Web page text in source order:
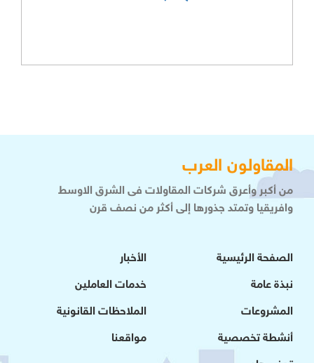
المقاولون العرب
من أكبر وأعرق شركات المقاولات فى الشرق الاوسط
وافريقيا وتمتد جذورها إلى أكثر من نصف قرن
الصفحة الرئيسية
نبذة عامة
المشروعات
أنشطة تخصصية
الأخبار
خدمات العاملين
الملاحظات القانونية
مواقعنا